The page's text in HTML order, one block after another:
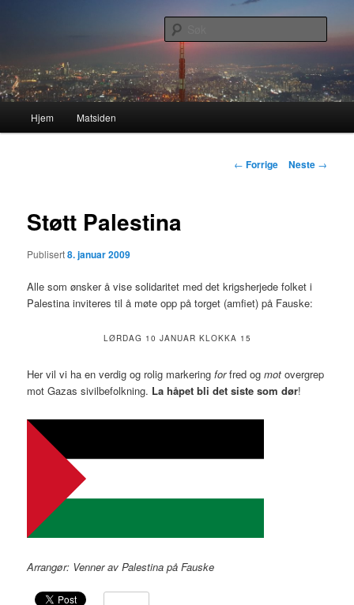
hovedinnholdet
Lasses hjemmeside
Hjem Matsiden
Innleggsnavigasjon
← Forrige Neste →
Støtt Palestina
Publisert8. januar 2009
Alle som ønsker å vise solidaritet med det krigsherjede folket i
Palestina inviteres til å møte opp på torget (amfiet) på Fauske:
LØRDAG 10 JANUAR KLOKKA 15
Her vil vi ha en verdig og rolig markeringforfred ogmot overgrep
mot Gazas sivilbefolkning. La håpet bli det siste som dør!
Arrangør: Venner av Palestina på Fauske